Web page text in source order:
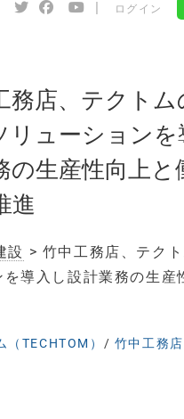
ログイン
務店、テクトム
リューションを
の生産性向上と
進
設 > 竹中工務店、テク
を導入し設計業務の生産
（TECHTOM） / 竹中工務